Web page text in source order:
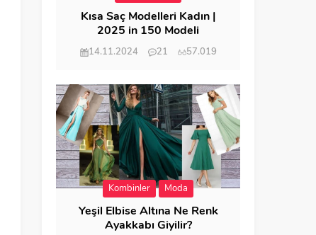
Kısa Saç Modelleri Kadın |
2025 in 150 Modeli
14.11.2024 21 57.019
Kombinler Moda
Yeşil Elbise Altına Ne Renk
Ayakkabı Giyilir?